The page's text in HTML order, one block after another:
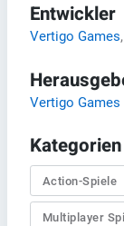
Entwickler
Vertigo Games
Vertigo Games
Kategorien
Action-Spiele
Multiplayer